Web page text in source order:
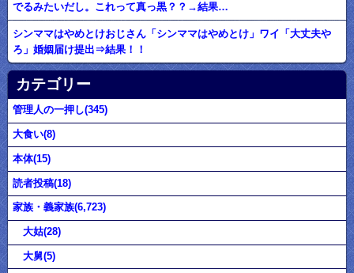
でるみたいだし。これって真っ黒？？→結果…
シンママはやめとけおじさん「シンママはやめとけ」ワイ「大丈夫や
ろ」婚姻届け提出⇒結果！！
カテゴリー
管理人の一押し(345)
大食い(8)
本体(15)
読者投稿(18)
家族・義家族(6,723)
大姑(28)
大舅(5)